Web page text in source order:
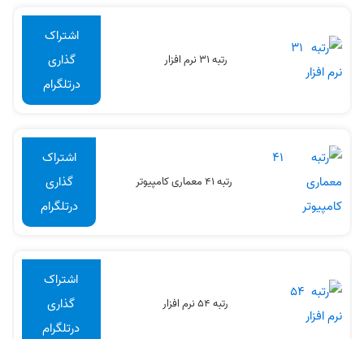
رتبه 31 نرم افزار
اشتراک
گذاری
درتلگرام
رتبه 41 معماری کامپیوتر
اشتراک
گذاری
درتلگرام
رتبه 54 نرم افزار
اشتراک
گذاری
درتلگرام